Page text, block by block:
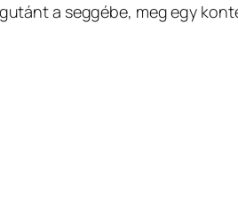
a seggébe, meg egy